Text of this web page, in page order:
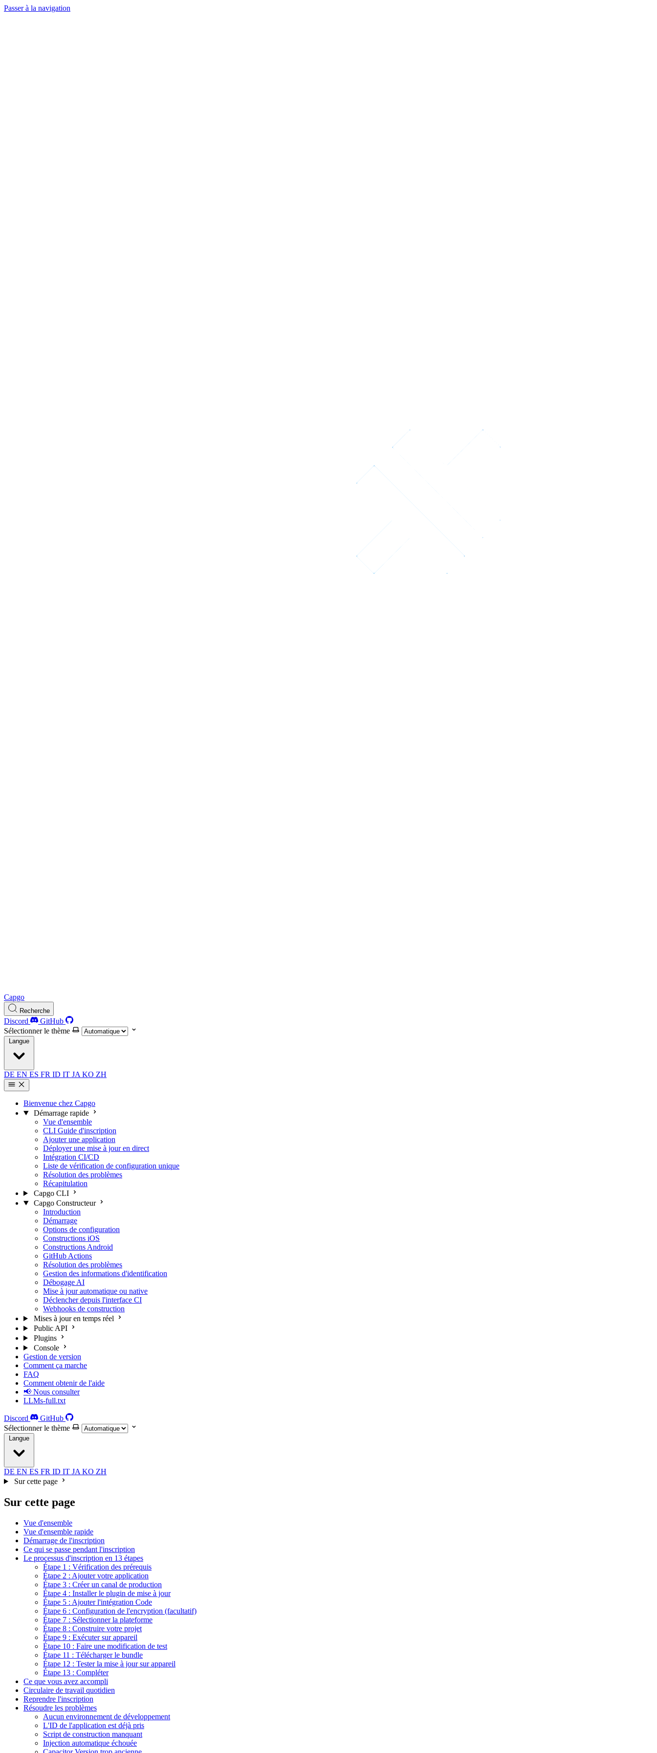
Passer à la navigation
Capgo
Recherche
Discord
GitHub
Sélectionner le thème
Langue
DE EN ES FR ID IT JA KO ZH
Bienvenue chez Capgo
Démarrage rapide
Vue d'ensemble
CLI Guide d'inscription
Ajouter une application
Déployer une mise à jour en direct
Intégration CI/CD
Liste de vérification de configuration unique
Résolution des problèmes
Récapitulation
Capgo CLI
Capgo Constructeur
Introduction
Démarrage
Options de configuration
Constructions iOS
Constructions Android
GitHub Actions
Résolution des problèmes
Gestion des informations d'identification
Débogage AI
Mise à jour automatique ou native
Déclencher depuis l'interface CI
Webhooks de construction
Mises à jour en temps réel
Public API
Plugins
Console
Gestion de version
Comment ça marche
FAQ
Comment obtenir de l'aide
📢 Nous consulter
LLMs-full.txt
Discord
GitHub
Sélectionner le thème
Langue
DE EN ES FR ID IT JA KO ZH
Sur cette page
Sur cette page
Vue d'ensemble
Vue d'ensemble rapide
Démarrage de l'inscription
Ce qui se passe pendant l'inscription
Le processus d'inscription en 13 étapes
Étape 1 : Vérification des prérequis
Étape 2 : Ajouter votre application
Étape 3 : Créer un canal de production
Étape 4 : Installer le plugin de mise à jour
Étape 5 : Ajouter l'intégration Code
Étape 6 : Configuration de l'encryption (facultatif)
Étape 7 : Sélectionner la plateforme
Étape 8 : Construire votre projet
Étape 9 : Exécuter sur appareil
Étape 10 : Faire une modification de test
Étape 11 : Télécharger le bundle
Étape 12 : Tester la mise à jour sur appareil
Étape 13 : Compléter
Ce que vous avez accompli
Circulaire de travail quotidien
Reprendre l'inscription
Résoudre les problèmes
Aucun environnement de développement
L'ID de l'application est déjà pris
Script de construction manquant
Injection automatique échouée